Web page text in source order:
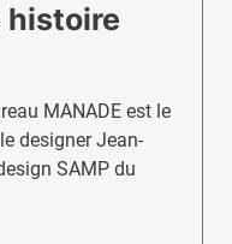
histoire
MANADE est le
designer Jean-
SAMP du